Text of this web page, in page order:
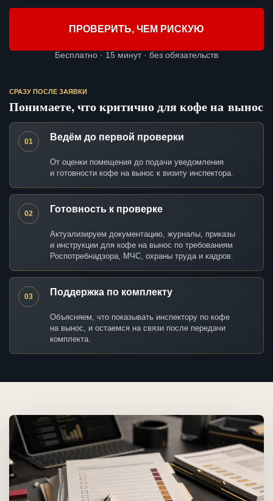
ПРОВЕРИТЬ, ЧЕМ РИСКУЮ
Бесплатно · 15 минут · без обязательств
СРАЗУ ПОСЛЕ ЗАЯВКИ
Понимаете, что критично для кофе на вынос
01 Ведём до первой проверки
От оценки помещения до подачи уведомления
и готовности кофе на вынос к визиту инспектора.
02 Готовность к проверке
Актуализируем документацию, журналы, приказы
и инструкции для кофе на вынос по требованиям
Роспотребнадзора, МЧС, охраны труда и кадров.
03 Поддержка по комплекту
Объясняем, что показывать инспектору по кофе
на вынос, и остаемся на связи после передачи
комплекта.